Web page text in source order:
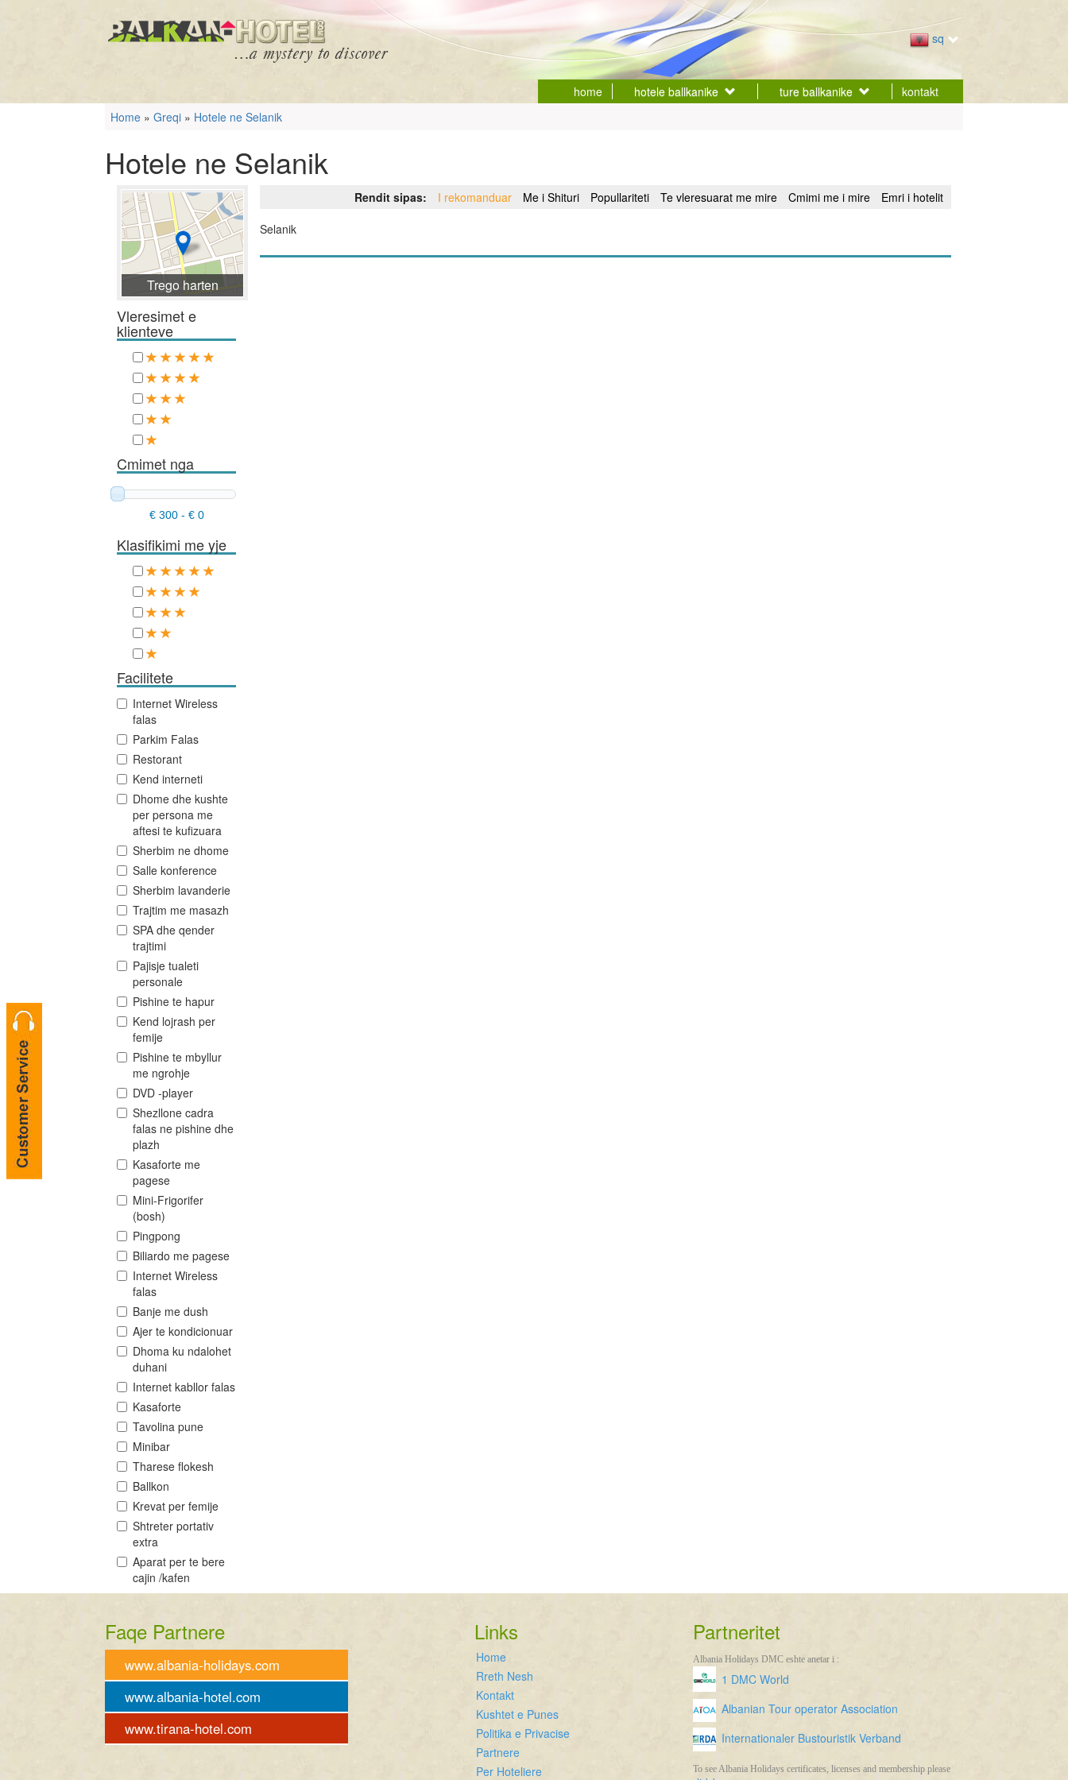
sq
home hotele ballkanike ture ballkanike
kontakt
Home » Greqi » Hotele ne Selanik
Hotele ne Selanik
Trego harten
Vleresimet e
klienteve
Cmimet nga
€ 300- € 0
Klasifikimi me yje
Facilitete
Internet Wireless
falas
Parkim Falas
Restorant
Kend interneti
Dhome dhe kushte
per persona me
aftesi te kufizuara
Sherbim ne dhome
Salle konference
Sherbim lavanderie
Trajtim me masazh
SPA dhe qender
trajtimi
Pajisje tualeti
personale
Pishine te hapur
Kend lojrash per
femije
Pishine te mbyllur
me ngrohje
DVD -player
Shezllone cadra
falas ne pishine dhe
plazh
Kasaforte me
pagese
Mini-Frigorifer
(bosh)
Pingpong
Biliardo me pagese
Internet Wireless
falas
Banje me dush
Ajer te kondicionuar
Dhoma ku ndalohet
duhani
Internet kabllor falas
Kasaforte
Tavolina pune
Minibar
Tharese flokesh
Ballkon
Krevat per femije
Shtreter portativ
extra
Aparat per te bere
cajin /kafen
Rendit sipas: I rekomanduar Me i Shituri Popullariteti Te vleresuarat me mire Cmimi me i mire
Emri i hotelit
Selanik
Faqe Partnere
www.albania-holidays.com
www.albania-hotel.com
www.tirana-hotel.com
Links
Home
Rreth Nesh
Kontakt
Kushtet e Punes
Politika e Privacise
Partnere
Per Hoteliere
Partneritet
Albania Holidays DMC eshte anetar i :
1 DMC World
Albanian Tour operator Association
Internationaler Bustouristik Verband
To see Albania Holidays certificates, licenses and membership please